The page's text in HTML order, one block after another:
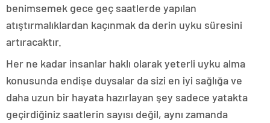
benimsemek gece geç saatlerde yapılan
atıştırmalıklardan kaçınmak da derin uyku süresini
artıracaktır.
Her ne kadar insanlar haklı olarak yeterli uyku alma
konusunda endişe duysalar da sizi en iyi sağlığa ve
daha uzun bir hayata hazırlayan şey sadece yatakta
geçirdiğiniz saatlerin sayısı değil, aynı zamanda